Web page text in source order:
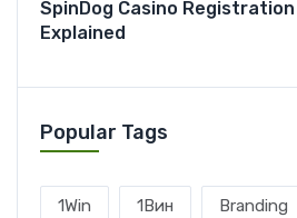
SpinDog Casino
Explained
Popular Tags
1Win 1Вин Branding